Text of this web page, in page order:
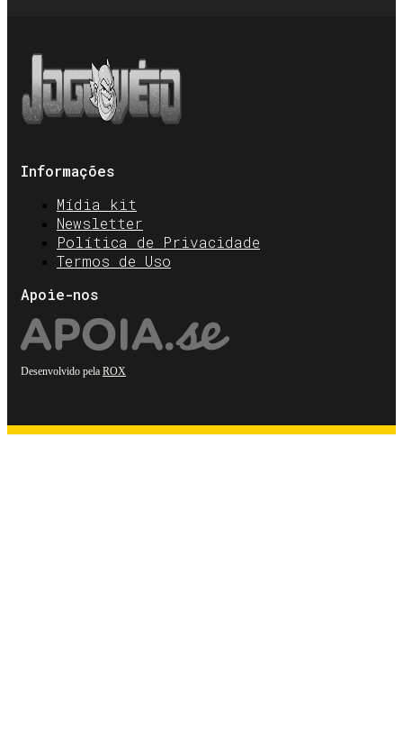
Informações
Mídia kit
Newsletter
Política de Privacidade
Termos de Uso
Apoie-nos
Desenvolvido pela ROX